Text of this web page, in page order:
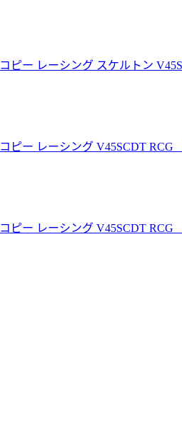
ー レーシング スケルトン
ー レーシング V45SCDT RCG
ー レーシング V45SCDT RCG